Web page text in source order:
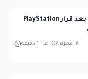
ردود الفعل الغاضبة بعد قرار PlayStation
1 دقيقة - ١٨ محرم ١٤٤٨ هـ